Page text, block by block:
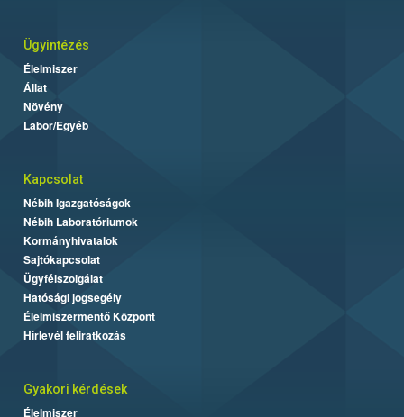
Ügyintézés
Élelmiszer
Állat
Növény
Labor/Egyéb
Kapcsolat
Nébih Igazgatóságok
Nébih Laboratóriumok
Kormányhivatalok
Sajtókapcsolat
Ügyfélszolgálat
Hatósági jogsegély
Élelmiszermentő Központ
Hírlevél feliratkozás
Gyakori kérdések
Élelmiszer